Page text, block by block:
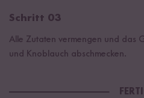
Schritt 03
Alle Zutaten vermengen und das
und Knoblauch abschmecken.